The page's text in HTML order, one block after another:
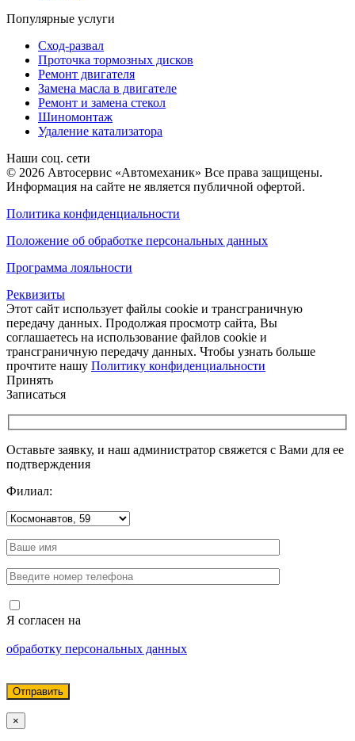
Популярные услуги
Сход-развал
Проточка тормозных дисков
Ремонт двигателя
Замена масла в двигателе
Ремонт и замена стекол
Шиномонтаж
Удаление катализатора
Наши соц. сети
© 2026 Автосервис «Автомеханик» Все права защищены.
Информация на сайте не является публичной офертой.
Политика конфиденциальности
Положение об обработке персональных данных
Программа лояльности
Реквизиты
Этот сайт использует файлы cookie и трансграничную
передачу данных. Продолжая просмотр сайта, Вы
соглашаетесь на использование файлов cookie и
трансграничную передачу данных. Чтобы узнать больше
прочтите нашу Политику конфиденциальности
Принять
Записаться
Оставьте заявку, и наш администратор свяжется с Вами для ее
подтверждения
Филиал:
Я согласен на
обработку персональных данных
×